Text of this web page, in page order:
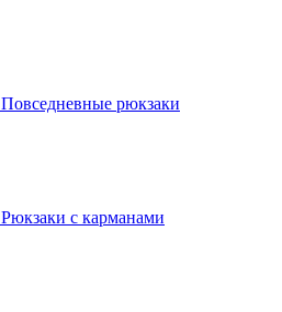
Повседневные рюкзаки
Рюкзаки с карманами